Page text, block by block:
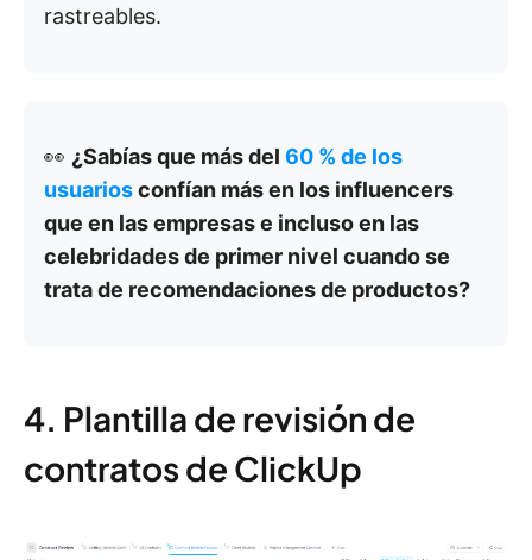
rastreables.
👀 ¿Sabías que más del 60 % de los
usuariosconfían más en los influencers
que en las empresas e incluso en las
celebridades de primer nivel cuando se
trata de recomendaciones de productos?
4. Plantilla de revisión de
contratos de ClickUp